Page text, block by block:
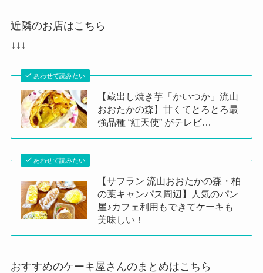
近隣のお店はこちら
↓↓↓
あわせて読みたい
【蔵出し焼き芋「かいつか」流山
おおたかの森】甘くてとろとろ最
強品種 “紅天使” がテレビ…
あわせて読みたい
【サフラン 流山おおたかの森・柏
の葉キャンパス周辺】人気のパン
屋♪カフェ利用もできてケーキも
美味しい！
おすすめのケーキ屋さんのまとめはこちら